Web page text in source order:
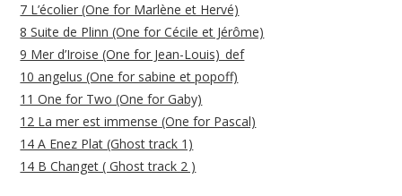
7 L’écolier (One for Marlène et Hervé)
8 Suite de Plinn (One for Cécile et Jérôme)
9 Mer d’Iroise (One for Jean-Louis)_def
10 angelus (One for sabine et popoff)
11 One for Two (One for Gaby)
12 La mer est immense (One for Pascal)
14 A Enez Plat (Ghost track 1)
14 B Changet ( Ghost track 2 )